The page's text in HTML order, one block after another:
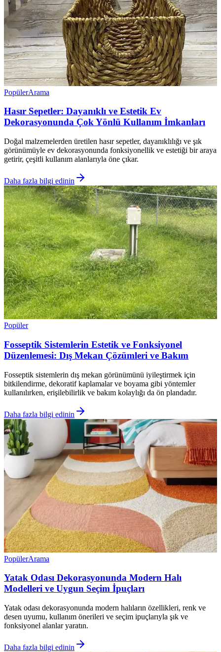
PopülerArama
Hasır Sepetler: Dayanıklı ve Estetik Ev
Dekorasyonunda Çok Yönlü Kullanım İmkanları
Doğal malzemelerden üretilen hasır sepetler, dayanıklılığı ve şık
görünümüyle ev dekorasyonunda fonksiyonellik ve estetiği bir araya
getirir, çeşitli kullanım alanlarıyla öne çıkar.
Daha fazla bilgi edinin
Popüler
Fosseptik Sistemlerin Estetik ve Fonksiyonel
Düzenlemesi: Dış Mekan Çözümleri ve Bakım
Fosseptik sistemlerin dış mekan görünümünü iyileştirmek için
bitkilendirme, dekoratif kaplamalar ve boyama gibi yöntemler
kullanılırken, erişilebilirlik ve bakım kolaylığı da ön plandadır.
Daha fazla bilgi edinin
PopülerArama
Yatak Odası Dekorasyonunda Modern Halı
Modelleri ve Uygun Seçim İpuçları
Yatak odası dekorasyonunda modern halıların özellikleri, renk ve
desen uyumu, kullanım önerileri ve seçim ipuçlarıyla şık ve
fonksiyonel alanlar yaratın.
Daha fazla bilgi edinin